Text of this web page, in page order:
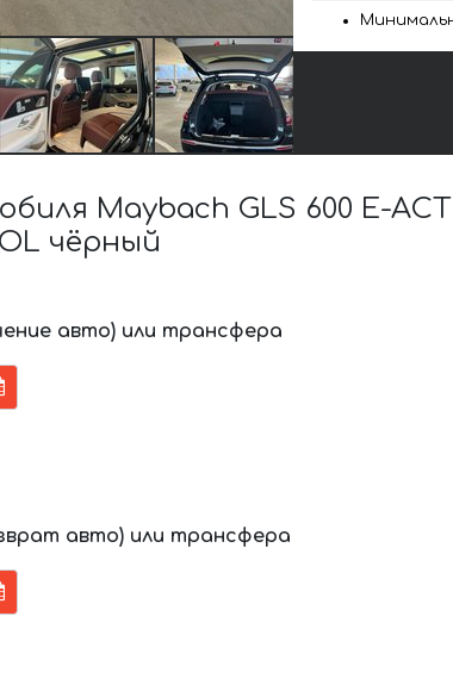
Maybach GLS 600 E-
чёрный
авто) или трансфера
авто) или трансфера